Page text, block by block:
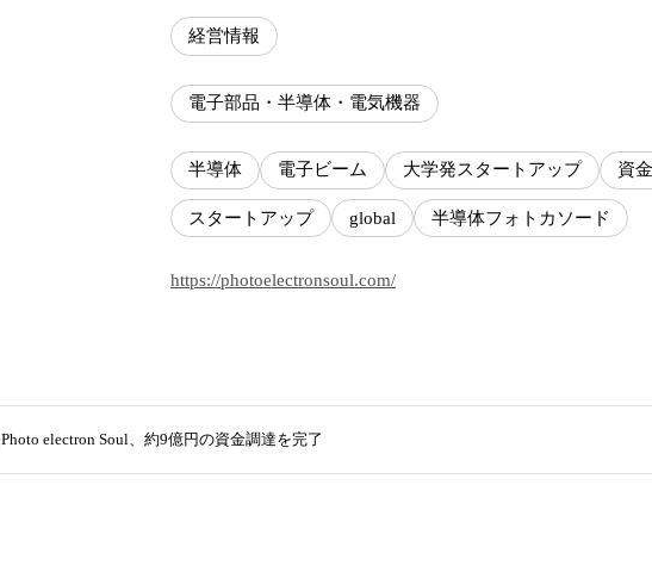
経営情報
電子部品・半導体・電気機器
半導体 電子ビーム 大学発スタートアップ 資
スタートアップ global 半導体フォトカソード
https://photoelectronsoul.com/
Photo electron Soul、約9億円の資金調達を完了